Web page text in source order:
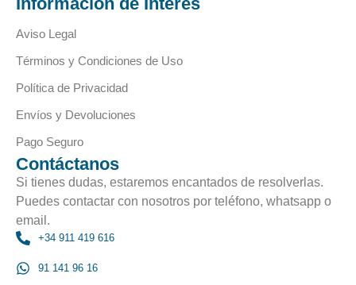
Aviso Legal
Términos y Condiciones de Uso
Política de Privacidad
Envíos y Devoluciones
Pago Seguro
Contáctanos
Si tienes dudas, estaremos encantados de resolverlas.
Puedes contactar con nosotros por teléfono, whatsapp o
email.
+34 911 419 616
91 141 96 16